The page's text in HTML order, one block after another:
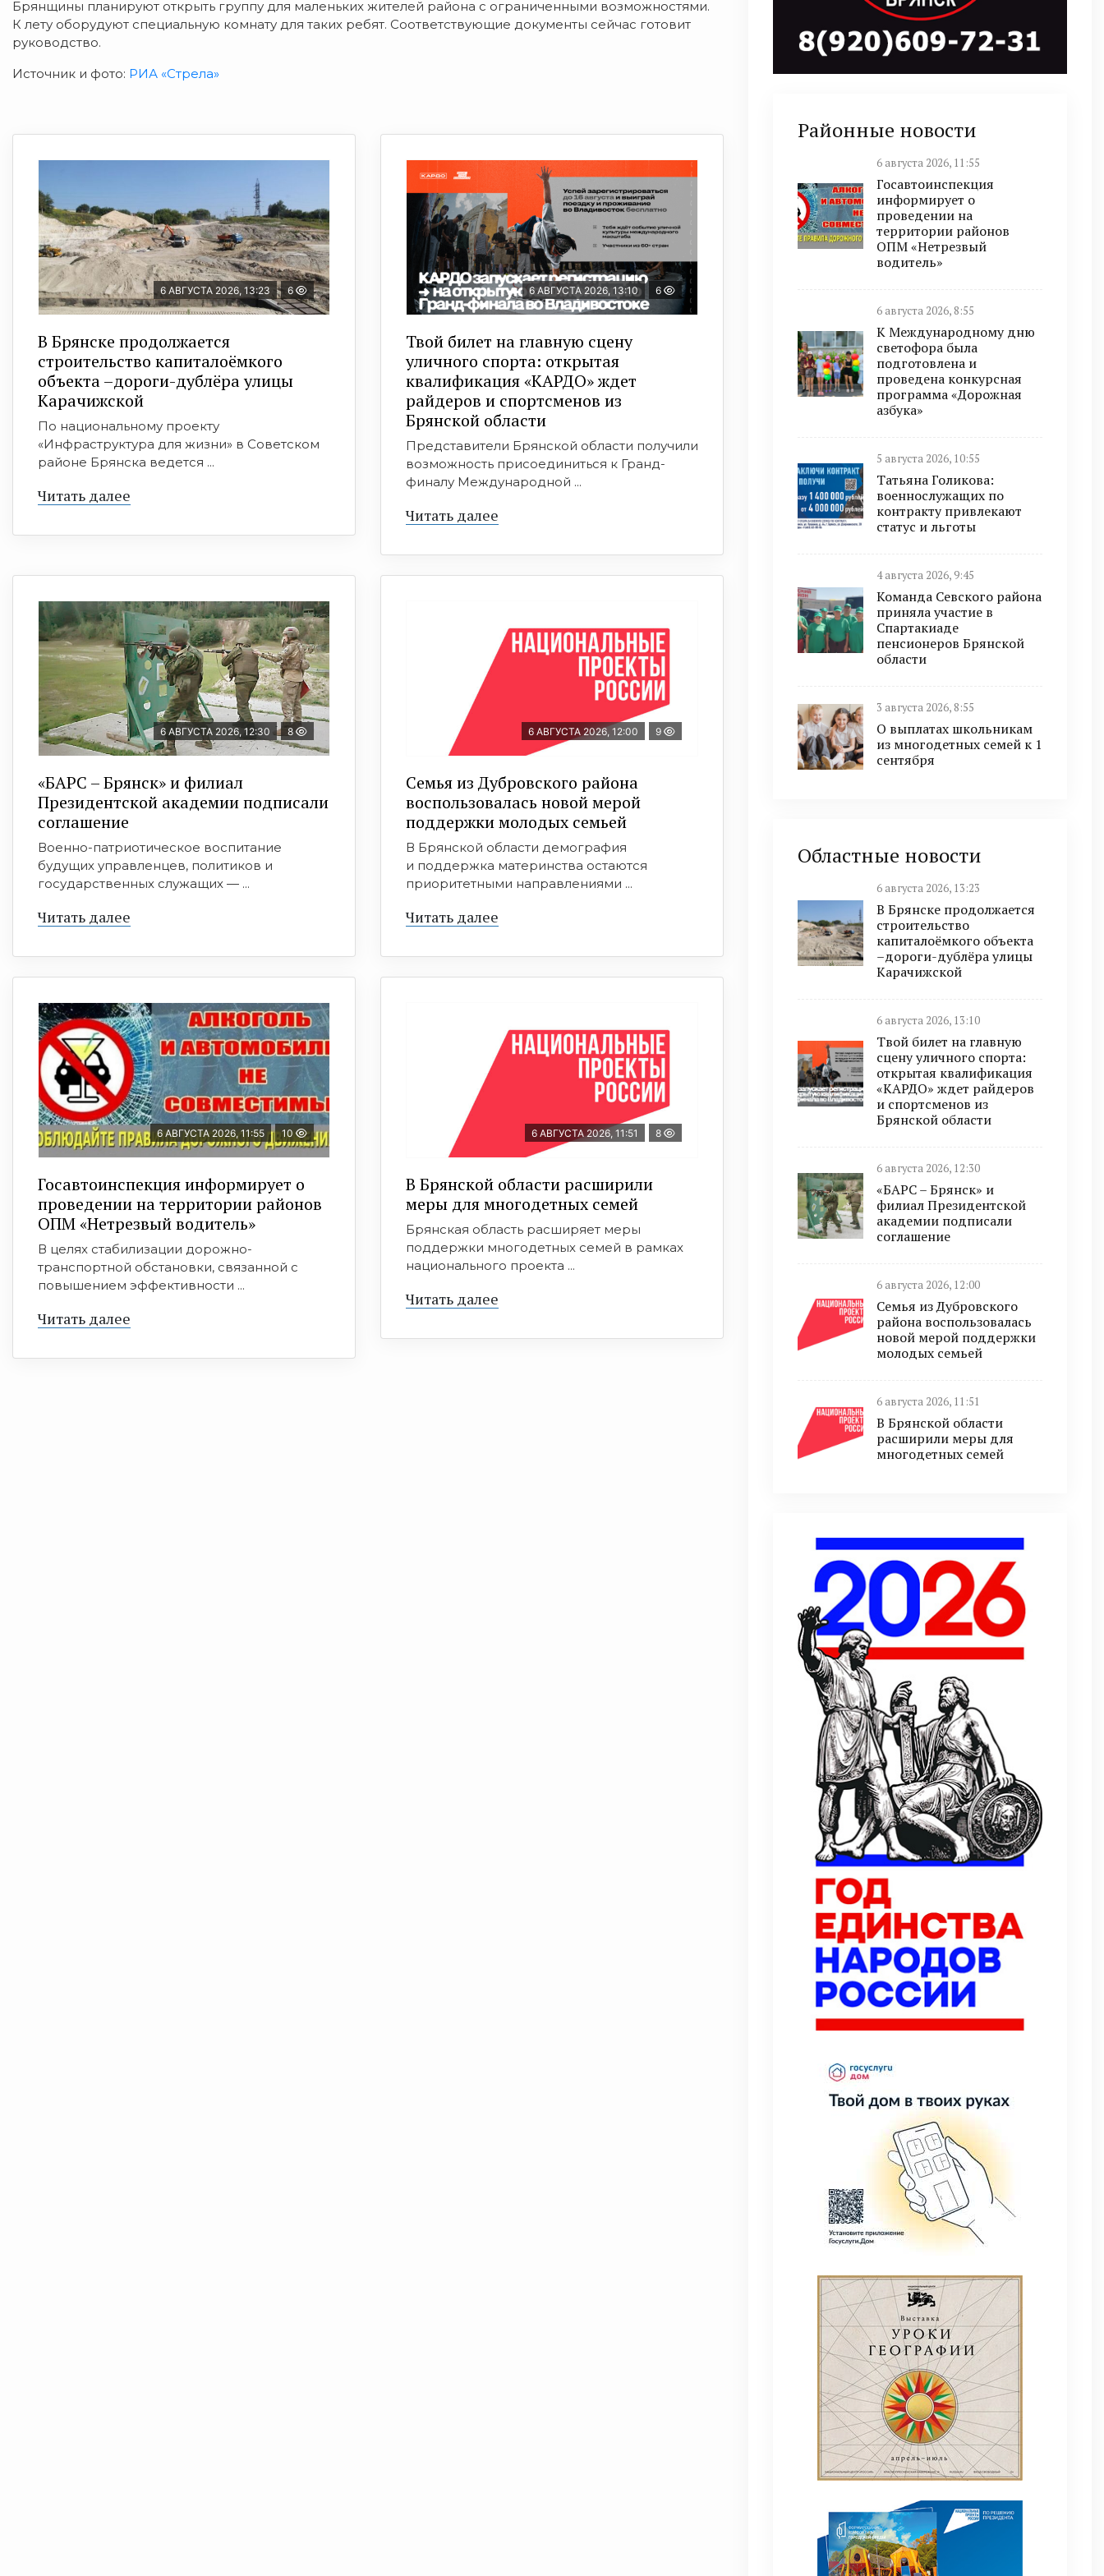
Брянщины планируют открыть группу для маленьких жителей района с ограниченными возможностями.
К лету оборудуют специальную комнату для таких ребят. Соответствующие документы сейчас готовит
руководство.
Источник и фото: РИА «Стрела»
6 АВГУСТА 2026, 13:23 6
В Брянске продолжается
строительство капиталоёмкого
объекта –дороги-дублёра улицы
Карачижской
По национальному проекту
«Инфраструктура для жизни» в Советском
районе Брянска ведется ...
Читать далее
6 АВГУСТА 2026, 13:10 6
Твой билет на главную сцену
уличного спорта: открытая
квалификация «КАРДО» ждет
райдеров и спортсменов из
Брянской области
Представители Брянской области получили
возможность присоединиться к Гранд-
финалу Международной ...
Читать далее
6 АВГУСТА 2026, 12:30 8
«БАРС – Брянск» и филиал
Президентской академии подписали
соглашение
Военно-патриотическое воспитание
будущих управленцев, политиков и
государственных служащих — ...
Читать далее
6 АВГУСТА 2026, 12:00 9
Семья из Дубровского района
воспользовалась новой мерой
поддержки молодых семьей
В Брянской области демография
и поддержка материнства остаются
приоритетными направлениями ...
Читать далее
6 АВГУСТА 2026, 11:55 10
Госавтоинспекция информирует о
проведении на территории районов
ОПМ «Нетрезвый водитель»
В целях стабилизации дорожно-
транспортной обстановки, связанной с
повышением эффективности ...
Читать далее
6 АВГУСТА 2026, 11:51 8
В Брянской области расширили
меры для многодетных семей
Брянская область расширяет меры
поддержки многодетных семей в рамках
национального проекта ...
Читать далее
Районные новости
6 августа 2026, 11:55
Госавтоинспекция
информирует о
проведении на
территории районов
ОПМ «Нетрезвый
водитель»
6 августа 2026, 8:55
К Международному дню
светофора была
подготовлена и
проведена конкурсная
программа «Дорожная
азбука»
5 августа 2026, 10:55
Татьяна Голикова:
военнослужащих по
контракту привлекают
статус и льготы
4 августа 2026, 9:45
Команда Севского района
приняла участие в
Спартакиаде
пенсионеров Брянской
области
3 августа 2026, 8:55
О выплатах школьникам
из многодетных семей к 1
сентября
Областные новости
6 августа 2026, 13:23
В Брянске продолжается
строительство
капиталоёмкого объекта
–дороги-дублёра улицы
Карачижской
6 августа 2026, 13:10
Твой билет на главную
сцену уличного спорта:
открытая квалификация
«КАРДО» ждет райдеров
и спортсменов из
Брянской области
6 августа 2026, 12:30
«БАРС – Брянск» и
филиал Президентской
академии подписали
соглашение
6 августа 2026, 12:00
Семья из Дубровского
района воспользовалась
новой мерой поддержки
молодых семьей
6 августа 2026, 11:51
В Брянской области
расширили меры для
многодетных семей